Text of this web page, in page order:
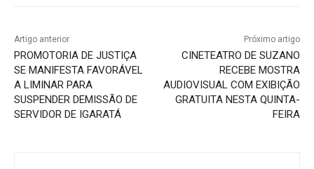
Artigo anterior
PROMOTORIA DE JUSTIÇA
SE MANIFESTA FAVORÁVEL
A LIMINAR PARA
SUSPENDER DEMISSÃO DE
SERVIDOR DE IGARATÁ
Próximo artigo
CINETEATRO DE SUZANO
RECEBE MOSTRA
AUDIOVISUAL COM EXIBIÇÃO
GRATUITA NESTA QUINTA-
FEIRA